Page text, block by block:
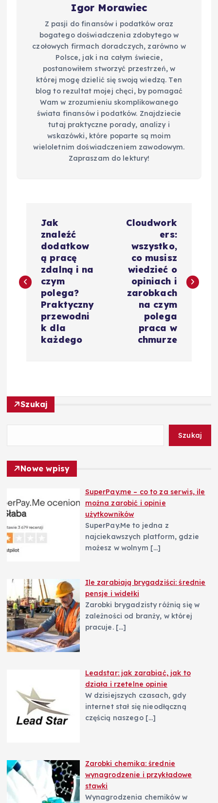
Igor Morawiec
Z pasji do finansów i podatków oraz
bogatego doświadczenia zdobytego w
czołowych firmach doradczych, zarówno w
Polsce, jak i na całym świecie,
postanowiłem stworzyć przestrzeń, w
której mogę dzielić się swoją wiedzą. Ten
blog to rezultat mojej chęci, by pomagać
Wam w zrozumieniu skomplikowanego
świata finansów i podatków. Znajdziecie
tutaj praktyczne porady, analizy i
wskazówki, które poparte są moim
wieloletnim doświadczeniem zawodowym.
Zapraszam do lektury!
i
a
w
p
i
s
u
Jak
znaleźć
dodatkow
ą pracę
zdalną i na
czym
polega?
Praktyczny
przewodni
k dla
każdego
Cloudwork
ers:
wszystko,
co musisz
wiedzieć o
opiniach i
zarobkach
na czym
polega
praca w
chmurze
Szukaj
Szukaj
Nowe wpisy
SuperPay.me – co to za serwis, ile
można zarobić i opinie
użytkowników
SuperPay.Me to jedna z
najciekawszych platform, gdzie
możesz w wolnym […]
Ile zarabiają brygadziści: średnie
pensje i widełki
Zarobki brygadzisty różnią się w
zależności od branży, w której
pracuje. […]
Leadstar: jak zarabiać, jak to
działa i rzetelne opinie
W dzisiejszych czasach, gdy
internet stał się nieodłączną
częścią naszego […]
Zarobki chemika: średnie
wynagrodzenie i przykładowe
stawki
Wynagrodzenia chemików w